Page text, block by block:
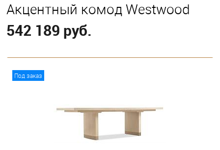
Акцентный комод Westwood
542 189 руб.
Под заказ